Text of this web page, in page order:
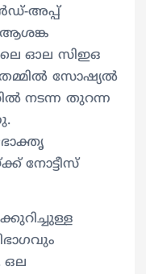
അപ്പ്
ഓല സിഇഒ
സോഷ്യൽ
നടന്ന തുറന്ന
നോട്ടീസ്
ഒല